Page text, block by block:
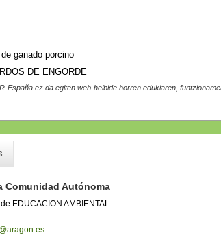
ganado porcino
DE ENGORDE
España ez da egiten web-helbide horren edukiaren,
Comunidad Autónoma
EDUCACION AMBIENTAL